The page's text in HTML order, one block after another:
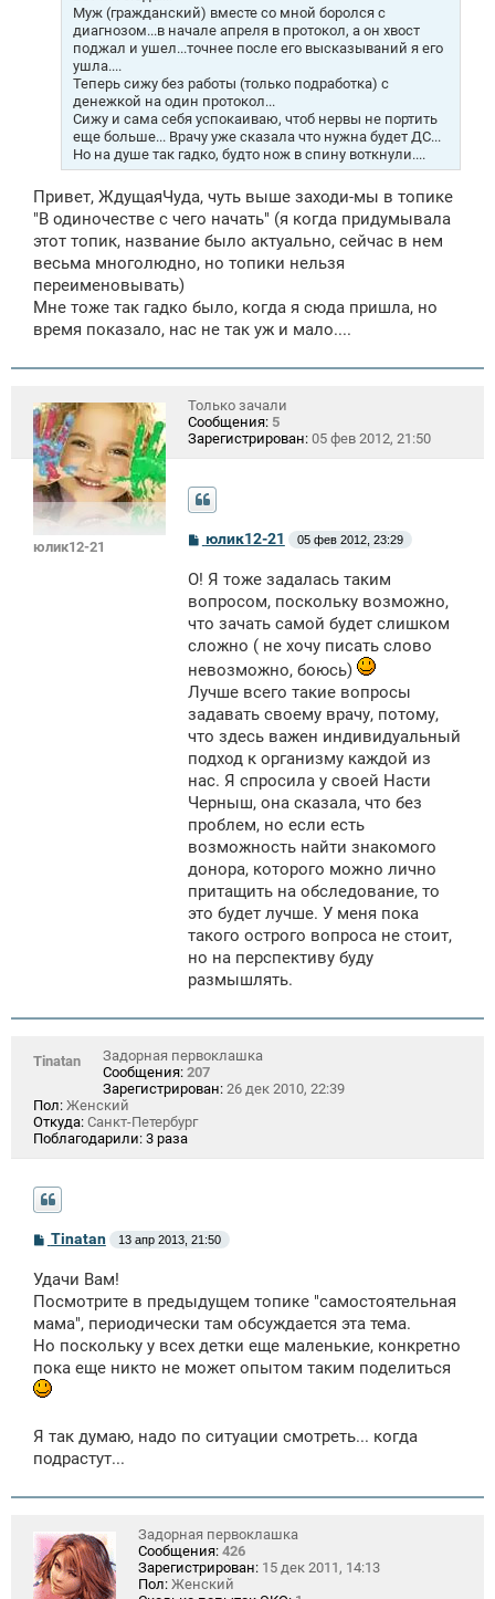
Муж (гражданский) вместе со мной боролся с
диагнозом...в начале апреля в протокол, а он хвост
поджал и ушел...точнее после его высказываний я его
ушла....
Теперь сижу без работы (только подработка) с
денежкой на один протокол...
Сижу и сама себя успокаиваю, чтоб нервы не портить
еще больше... Врачу уже сказала что нужна будет ДС...
Но на душе так гадко, будто нож в спину воткнули....
Привет, ЖдущаяЧуда, чуть выше заходи-мы в топике
"В одиночестве с чего начать" (я когда придумывала
этот топик, название было актуально, сейчас в нем
весьма многолюдно, но топики нельзя
переименовывать)
Мне тоже так гадко было, когда я сюда пришла, но
время показало, нас не так уж и мало....
юлик12-21
Только зачали
Сообщения: 5
Зарегистрирован: 05 фев 2012, 21:50
С
б
щ
н
и
юлик12-21 05 фев 2012, 23:29
О! Я тоже задалась таким
вопросом, поскольку возможно,
что зачать самой будет слишком
сложно ( не хочу писать слово
невозможно, боюсь)
Лучше всего такие вопросы
задавать своему врачу, потому,
что здесь важен индивидуальный
подход к организму каждой из
нас. Я спросила у своей Насти
Черныш, она сказала, что без
проблем, но если есть
возможность найти знакомого
донора, которого можно лично
притащить на обследование, то
это будет лучше. У меня пока
такого острого вопроса не стоит,
но на перспективу буду
размышлять.
Tinatan
Задорная первоклашка
Сообщения: 207
Зарегистрирован: 26 дек 2010, 22:39
Пол: Женский
Откуда: Санкт-Петербург
Поблагодарили: 3 раза
С
б
щ
н
и
Tinatan 13 апр 2013, 21:50
Удачи Вам!
Посмотрите в предыдущем топике "самостоятельная
мама", периодически там обсуждается эта тема.
Но поскольку у всех детки еще маленькие, конкретно
пока еще никто не может опытом таким поделиться
Я так думаю, надо по ситуации смотреть... когда
подрастут...
Задорная первоклашка
Сообщения: 426
Зарегистрирован: 15 дек 2011, 14:13
Пол: Женский